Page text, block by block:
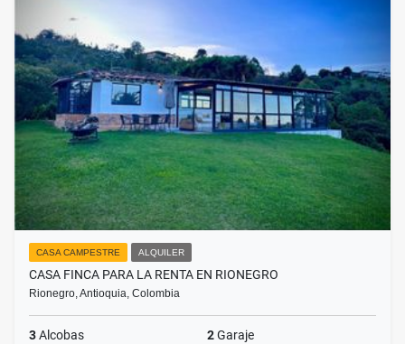
CASA CAMPESTRE ALQUILER
CASA FINCA PARA LA RENTA EN RIONEGRO
Rionegro, Antioquia, Colombia
3Alcobas 2Garaje